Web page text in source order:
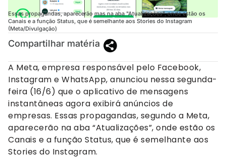
Essas propagandas, aparecerão mas na aba "Atualizações", onde estão os
Canais e a função Status, que é semelhante aos Stories do Instagram
(Meta/Divulgação)
Compartilhar matéria
A Meta, empresa responsável pelo Facebook,
Instagram e WhatsApp, anunciou nessa segunda-
feira (16/6) que o aplicativo de mensagens
instantâneas agora exibirá anúncios de
empresas. Essas propagandas, segundo a Meta,
aparecerão na aba “Atualizações”, onde estão os
Canais e a função Status, que é semelhante aos
Stories do Instagram.